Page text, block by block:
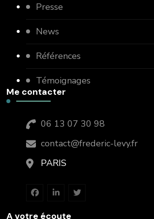
Presse
News
Références
Témoignages
Me contacter
06 13 07 30 98
contact@frederic-levy.fr
PARIS
A votre écoute